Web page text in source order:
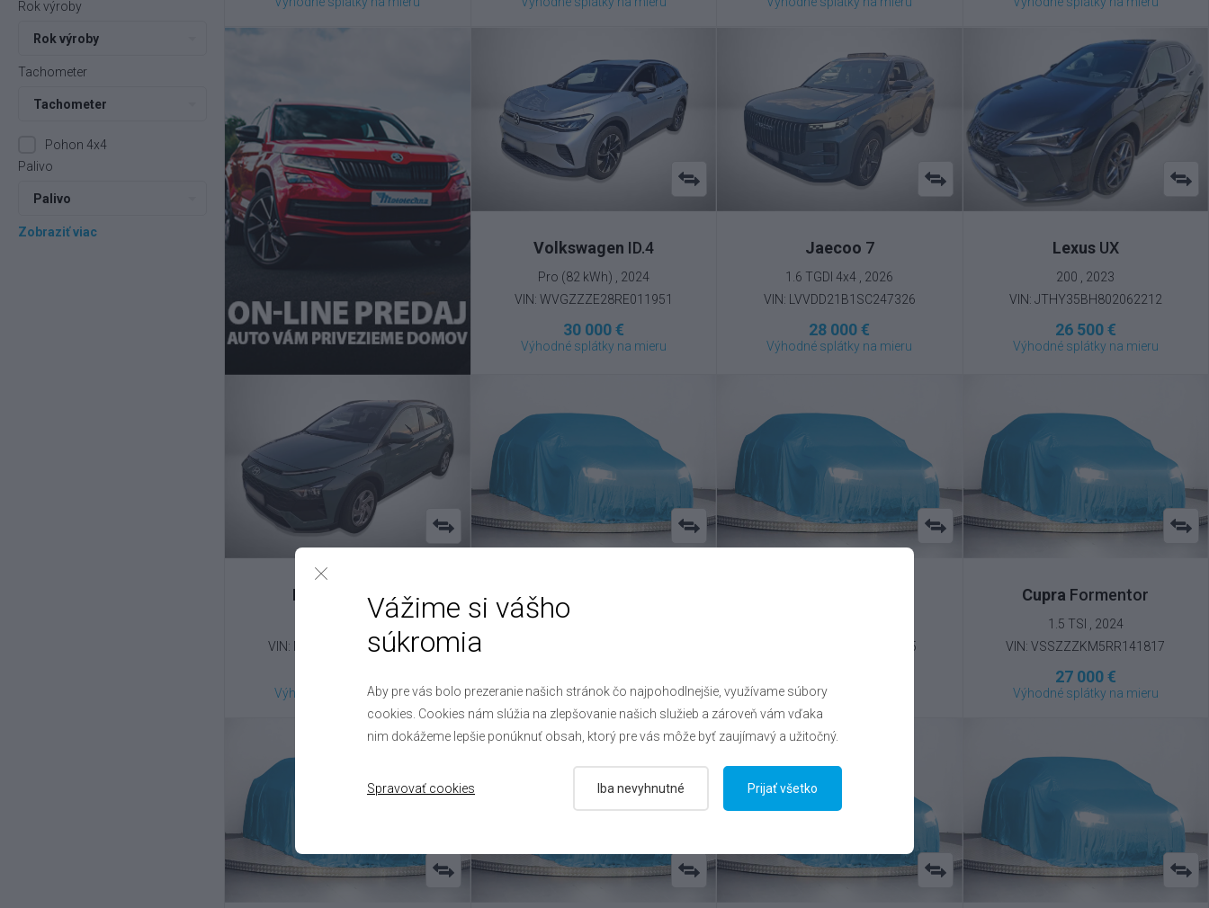
Rok výroby
Rok výroby
Tachometer
Tachometer
Pohon 4x4
Palivo
Palivo
Zobraziť viac
Volkswagen ID.4
Pro (82 kWh) , 2024
VIN: WVGZZZE28RE011951
30 000 €
Výhodné splátky na mieru
Jaecoo 7
1.6 TGDI 4x4 , 2026
VIN: LVVDD21B1SC247326
28 000 €
Výhodné splátky na mieru
LexusUX
200 , 2023
VIN: JTHY35BH802062212
26 500 €
Výhodné splátky na mieru
Hyundai Bayon
VIN: NLHBM81G5SZ582660
Výhodné splátky na mieru
Škoda
Výhodné splátky na mieru
VIN: U5YPV81BHRL282235
Výhodné splátky na mieru
Cupra Formentor
1.5 TSI , 2024
VIN: VSSZZZKM5RR141817
27 000 €
Výhodné splátky na mieru
Vážime si vášho
súkromia
Aby pre vás bolo prezeranie našich stránok čo najpohodlnejšie, využívame súbory
cookies. Cookies nám slúžia na zlepšovanie našich služieb a zároveň vám vďaka
nim dokážeme lepšie ponúknuť obsah, ktorý pre vás môže byť zaujímavý a užitočný.
Spravovať cookies Iba nevyhnutné Prijať všetko